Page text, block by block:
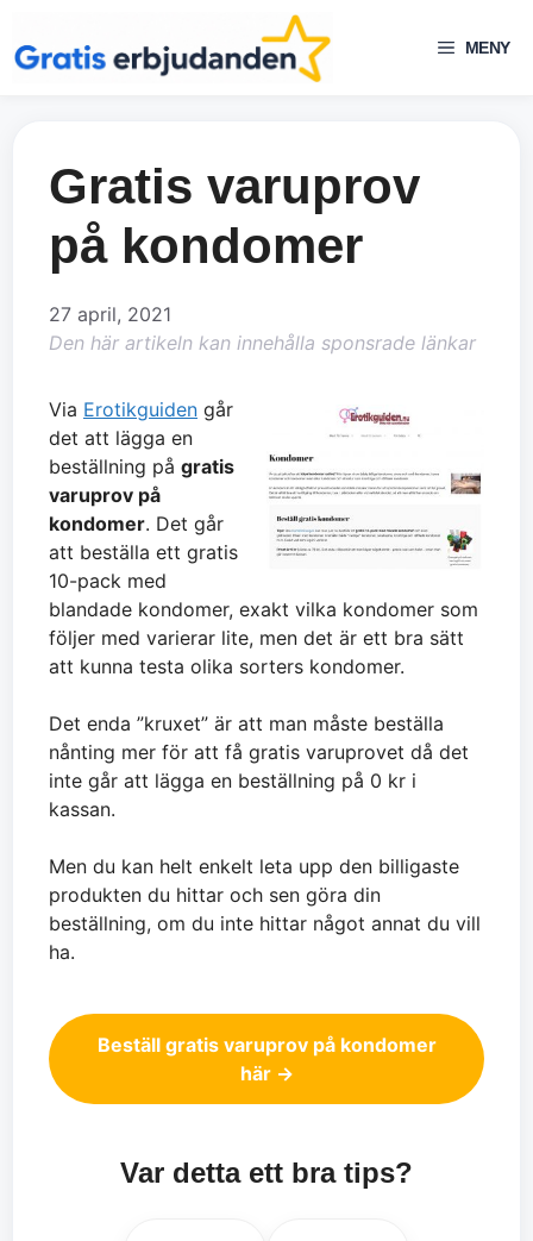
till
innehåll
MENY
Gratis varuprov
på kondomer
27 april, 2021
Den här artikeln kan innehålla sponsrade länkar
Via Erotikguiden går
det att lägga en
beställning på gratis
varuprov på
kondomer. Det går
att beställa ett gratis
10-pack med
blandade kondomer, exakt vilka kondomer som
följer med varierar lite, men det är ett bra sätt
att kunna testa olika sorters kondomer.
Det enda ”kruxet” är att man måste beställa
nånting mer för att få gratis varuprovet då det
inte går att lägga en beställning på 0 kr i
kassan.
Men du kan helt enkelt leta upp den billigaste
produkten du hittar och sen göra din
beställning, om du inte hittar något annat du vill
ha.
Beställ gratis varuprov på kondomer
här →
Var detta ett bra tips?